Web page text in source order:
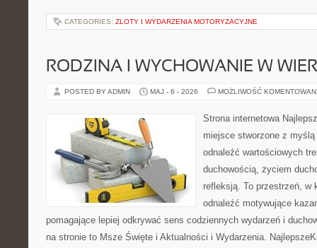
CATEGORIES: ZLOTY I WYDARZENIA MOTORYZACYJNE
RODZINA I WYCHOWANIE W
POSTED BY ADMIN MAJ - 6 - 2026 MOŻLIWOŚĆ
Strona internetowa
miejsce stworzone z
odnaleźć wartościowych
duchowością, życiem
refleksją. To przestrzeń, w
odnaleźć motywujące
pomagające lepiej odkrywać sens codziennych wydarzeń i
na stronie to Msze Święte i Aktualności i Wydarzenia.